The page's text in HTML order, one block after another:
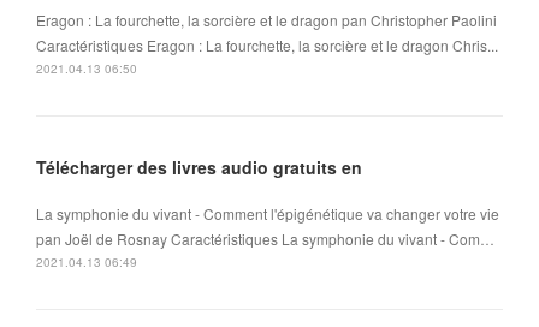
Eragon : La fourchette, la sorcière et le dragon pan Christopher Paolini
Caractéristiques Eragon : La fourchette, la sorcière et le dragon Chris...
2021.04.13 06:50
Télécharger des livres audio gratuits en
La symphonie du vivant - Comment l'épigénétique va changer votre vie
pan Joël de Rosnay Caractéristiques La symphonie du vivant - Com…
2021.04.13 06:49